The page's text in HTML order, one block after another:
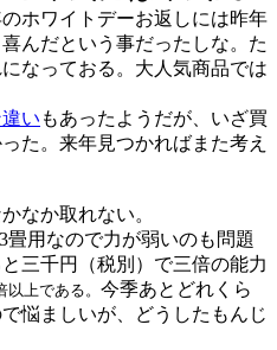
ホワイトデーお返しには昨年
んだという事だったしな。た
なっておる。大人気商品では
い もあったようだが、いざ買
た。来年見つかればまた考え
なか取れない。
用なので力が弱いのも問題
三千円（税別）で三倍の能力
上である。 今季あとどれくら
悩ましいが、どうしたもんじ